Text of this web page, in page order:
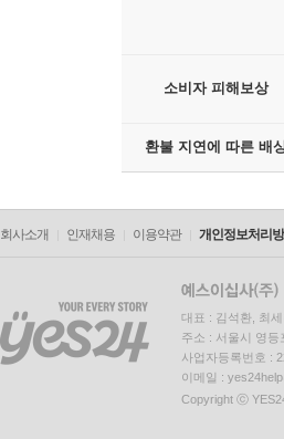
소비자 피해보상
환불 지연에 따른 배
회사소개 인재채용 이용약관 개인정보처리
대표 : 김석환, 최
주소 : 서울시 영
사업자등록번호 :
이메일 :
Copyright ⓒ